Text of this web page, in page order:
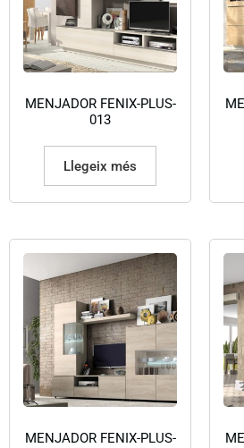
MENJADOR FENIX-PLUS-
013
Llegeix més
MENJADOR FENIX-PLUS-